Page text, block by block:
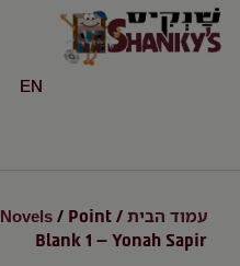
EN
עמוד הבית /
Novels / Point
Blank 1 – Yonah Sapir